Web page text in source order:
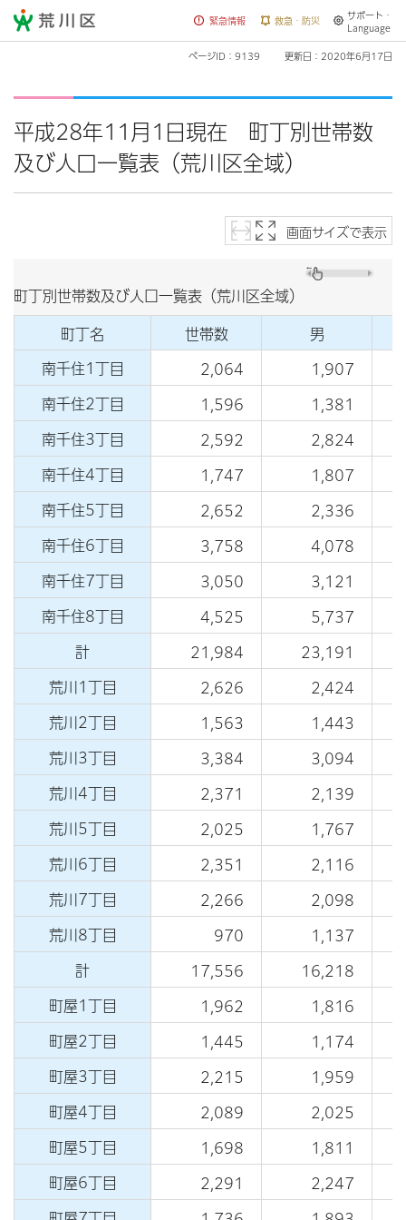
荒川区 緊急情報 救急・防災
サポート・
Language
ページID：9139 更新日：2020年6月17日
平成28年11月1日現在 町丁別世帯数
及び人口一覧表（荒川区全域）
画面サイズで表示
町丁別世帯数及び人口一覧表（荒川区全域）
町丁名 世帯数 男
南千住1丁目 2,064 1,907
南千住2丁目 1,596 1,381
南千住3丁目 2,592 2,824
南千住4丁目 1,747 1,807
南千住5丁目 2,652 2,336
南千住6丁目 3,758 4,078
南千住7丁目 3,050 3,121
南千住8丁目 4,525 5,737
計 21,984 23,191
荒川1丁目 2,626 2,424
荒川2丁目 1,563 1,443
荒川3丁目 3,384 3,094
荒川4丁目 2,371 2,139
荒川5丁目 2,025 1,767
荒川6丁目 2,351 2,116
荒川7丁目 2,266 2,098
荒川8丁目 970 1,137
計 17,556 16,218
町屋1丁目 1,962 1,816
町屋2丁目 1,445 1,174
町屋3丁目 2,215 1,959
町屋4丁目 2,089 2,025
町屋5丁目 1,698 1,811
町屋6丁目 2,291 2,247